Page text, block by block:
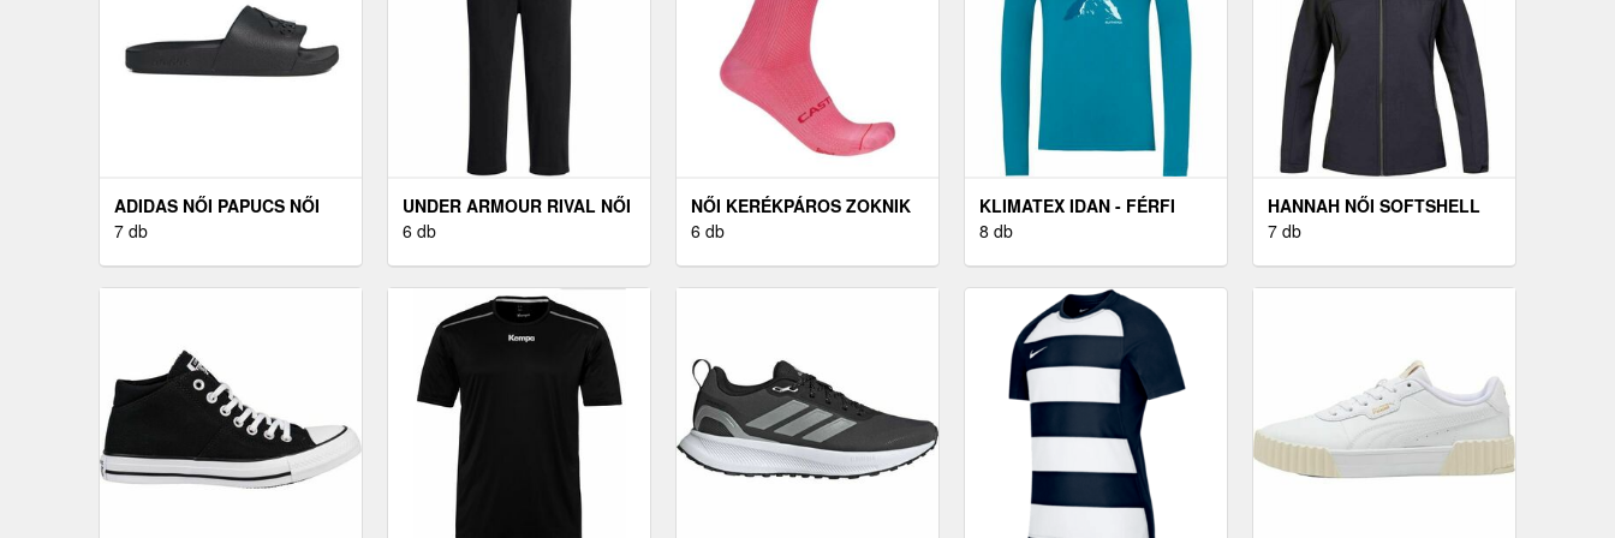
ADIDAS NŐI PAPUCS NŐI
PAPUCS, FEKETE, MÉRET
7 db
UNDER ARMOUR RIVAL NŐI
MELEGÍTŐNADRÁG,
6 db
NŐI KERÉKPÁROS ZOKNIK
CASTELLI ESPRESSO 2 W
6 db
KLIMATEX IDAN - FÉRFI
FUNKCIONÁLIS PÓLÓ
8 db
HANNAH NŐI SOFTSHELL
KABÁT NŐI SOFTSHELL
7 db